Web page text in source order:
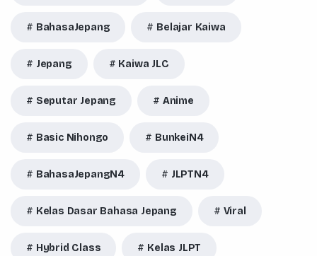
BahasaJepang Belajar Kaiwa
Jepang Kaiwa JLC
Seputar Jepang Anime
Basic Nihongo BunkeiN4
BahasaJepangN4 JLPTN4
Kelas Dasar Bahasa Jepang Viral
Hybrid Class Kelas JLPT